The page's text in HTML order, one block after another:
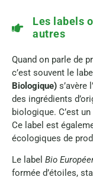
Les labels
autres
Quand on parle de
c’est souvent le
Biologique) s’avère
des ingrédients
biologique. C’est
Ce label est
écologiques de
Le label Bio
formée d’étoiles,